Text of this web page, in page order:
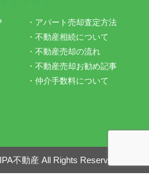
・アパート売却査定方法
・不動産相続について
・不動産売却の流れ
・不動産売却お勧め記事
・仲介手数料について
不動産 All Rights Reserved.